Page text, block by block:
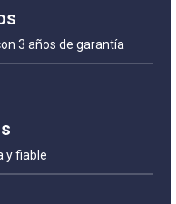
3 años de garantía
y fiable